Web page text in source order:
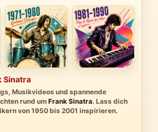
Sinatra
Musikvideos und spannende
rund umFrank Sinatra. Lass dich
von 1950 bis 2001 inspirieren.